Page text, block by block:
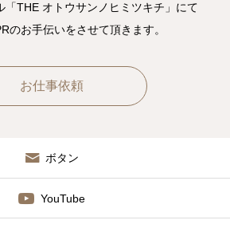
「THE オトウサンノヒミツキチ」にて
のお手伝いをさせて頂きます。
お仕事依頼
ボタン
YouTube